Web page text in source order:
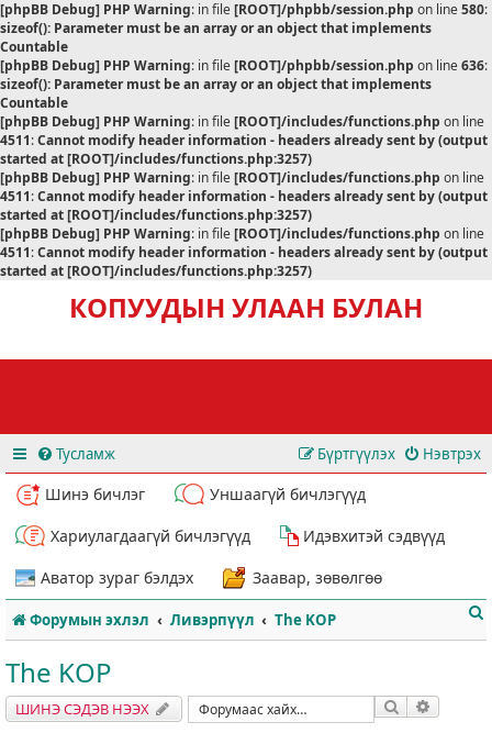
[phpBB Debug] PHP Warning: in file[ROOT]/phpbb/session.php on line580:
sizeof(): Parameter must be an array or an object that implements
Countable
[phpBB Debug] PHP Warning: in file[ROOT]/phpbb/session.php on line636:
sizeof(): Parameter must be an array or an object that implements
Countable
[phpBB Debug] PHP Warning: in file[ROOT]/includes/functions.php on line
4511:Cannot modify header information - headers already sent by (output
started at [ROOT]/includes/functions.php:3257)
[phpBB Debug] PHP Warning: in file[ROOT]/includes/functions.php on line
4511:Cannot modify header information - headers already sent by (output
started at [ROOT]/includes/functions.php:3257)
[phpBB Debug] PHP Warning: in file[ROOT]/includes/functions.php on line
4511:Cannot modify header information - headers already sent by (output
started at [ROOT]/includes/functions.php:3257)
КОПУУДЫН УЛААН БУЛАН
Тусламж Нэвтрэх
Бүртгүүлэх
Шинэ бичлэг
Уншаагүй бичлэгүүд
Хариулагдаагүй бичлэгүүд
Идэвхитэй сэдвүүд
Аватор зураг бэлдэх
Заавар, зөвөлгөө
Форумын эхлэл Ливэрпүүл The KOP
The KOP
ШИНЭ СЭДЭВ НЭЭХ Хайлт